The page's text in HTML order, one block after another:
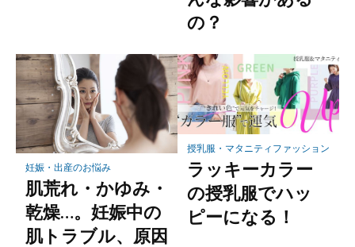
の？
妊娠・出産のお悩み
肌荒れ・かゆみ・
乾燥…。妊娠中の
肌トラブル、原因
授乳服・マタニティファッション
ラッキーカラー
の授乳服でハッ
ピーになる！